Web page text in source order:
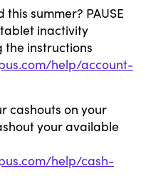
summer? PAUSE
inactivity
the instructions
help/account-
cashouts on your
your available
help/cash-